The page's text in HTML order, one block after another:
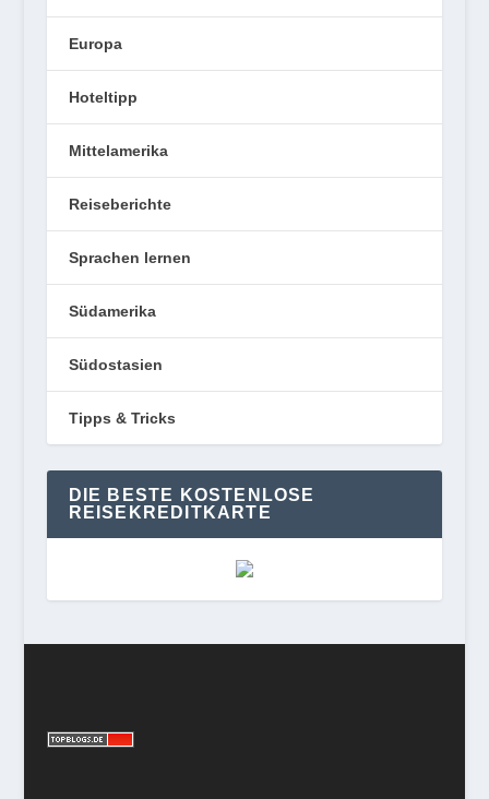
Europa
Hoteltipp
Mittelamerika
Reiseberichte
Sprachen lernen
Südamerika
Südostasien
Tipps & Tricks
DIE BESTE KOSTENLOSE
REISEKREDITKARTE